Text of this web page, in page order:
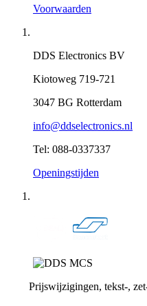
Voorwaarden
DDS Electronics BV
Kiotoweg 719-721
3047 BG Rotterdam
info@ddselectronics.nl
Tel: 088-0337337
Openingstijden
Prijswijzigingen, tekst-,